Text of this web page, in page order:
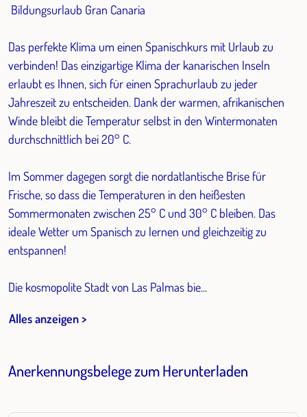
Bildungsurlaub Gran Canaria
Das perfekte Klima um einen Spanischkurs mit Urlaub zu
verbinden! Das einzigartige Klima der kanarischen Inseln
erlaubt es Ihnen, sich für einen Sprachurlaub zu jeder
Jahreszeit zu entscheiden. Dank der warmen, afrikanischen
Winde bleibt die Temperatur selbst in den Wintermonaten
durchschnittlich bei 20° C.
Im Sommer dagegen sorgt die nordatlantische Brise für
Frische, so dass die Temperaturen in den heißesten
Sommermonaten zwischen 25° C und 30° C bleiben. Das
ideale Wetter um Spanisch zu lernen und gleichzeitig zu
entspannen!
Die kosmopolite Stadt von Las Palmas bie...
Alles anzeigen >
Anerkennungsbelege zum Herunterladen